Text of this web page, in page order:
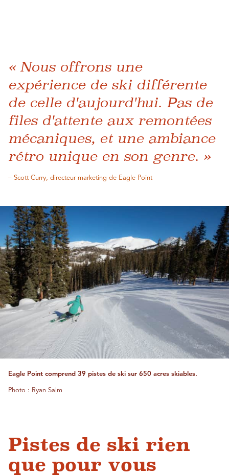
« Nous offrons une
expérience de ski différente
de celle d'aujourd'hui. Pas de
files d'attente aux remontées
mécaniques, et une ambiance
rétro unique en son genre. »
– Scott Curry, directeur marketing de Eagle Point
Eagle Point comprend 39 pistes de ski sur 650 acres skiables.
Photo : Ryan Salm
Pistes de ski rien
que pour vous